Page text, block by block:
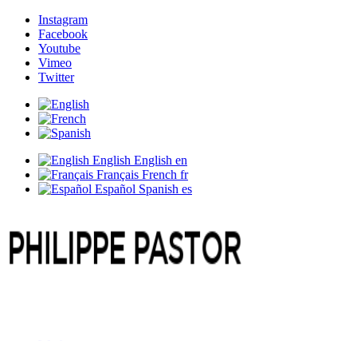
Instagram
Facebook
Youtube
Vimeo
Twitter
English English en
Français French fr
Español Spanish es